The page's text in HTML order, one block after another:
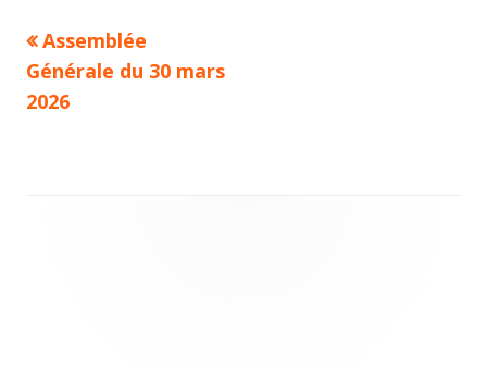
Navigation
de
Previous
article:
Assemblée
Générale du 30 mars
2026